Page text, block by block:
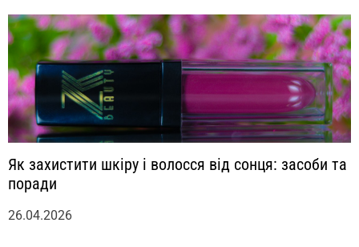
Як захистити шкіру і волосся від сонця: засоби та
поради
26.04.2026